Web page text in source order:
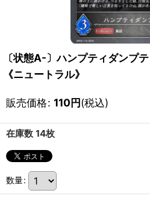
〔状態A-〕ハンプティダンプ
《ニュートラル》
販売価格: 110円(税込)
在庫数 14枚
数量: